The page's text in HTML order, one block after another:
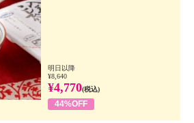
明日以降
¥8,640
¥4,770(税込)
44%OFF